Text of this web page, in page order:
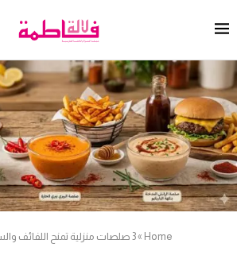
Home
»3 صلصات منزلية تمنح اللفائف والسندويشات نكهة لا تُقاوم